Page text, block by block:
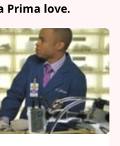
Prima love.